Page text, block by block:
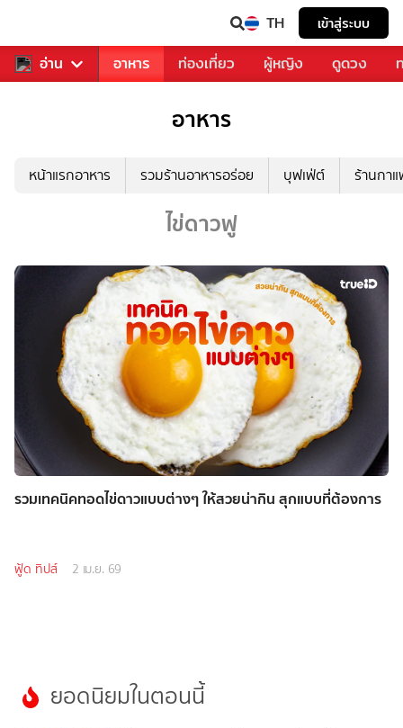
TH เข้าสู่ระบบ
อ่าน
รวงการเพลง อาหาร ท่องเที่ยว ผู้หญิง ดูดวง
อาหาร
หน้าแรกอาหาร รวมร้านอาหารอร่อย บุฟเฟ่ต์ ร้านกา
ไข่ดาวฟู
รวมเทคนิคทอดไข่ดาวแบบต่างๆ ให้สวยน่ากิน สุกแบบที่ต้องการ
ฟู้ด ทิปส์ 2 เม.ย. 69
ยอดนิยมในตอนนี้